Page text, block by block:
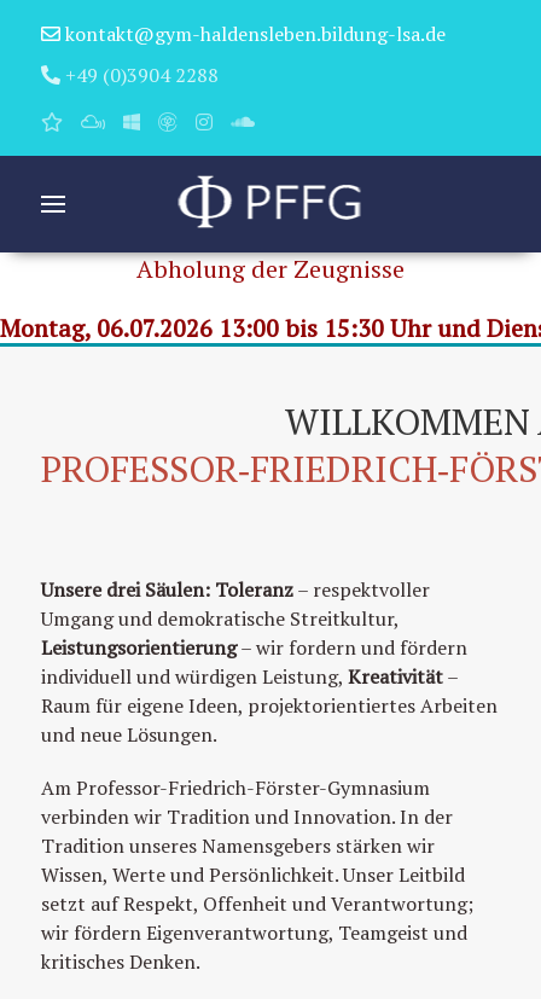
kontakt@gym-haldensleben.bildung-lsa.de
+49 (0)3904 2288
Abholung der Zeugnisse
Montag, 06.07.2026 13:00 bis 15:30 Uhr und
WILLKOMMEN
Unsere drei Säulen: Toleranz– respektvoller
Umgang und demokratische Streitkultur,
Leistungsorientierung– wir fordern und fördern
individuell und würdigen Leistung, Kreativität–
Raum für eigene Ideen, projektorientiertes Arbeiten
und neue Lösungen.
Am Professor-Friedrich-Förster-Gymnasium
verbinden wir Tradition und Innovation. In der
Tradition unseres Namensgebers stärken wir
Wissen, Werte und Persönlichkeit. Unser Leitbild
setzt auf Respekt, Offenheit und Verantwortung;
wir fördern Eigenverantwortung, Teamgeist und
kritisches Denken.